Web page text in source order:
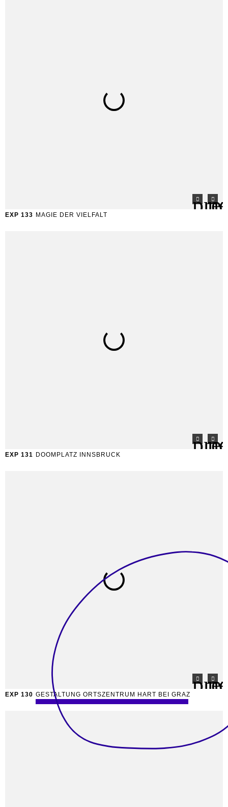
EXP 133 MAGIE DER VIELFALT
EXP 131 DOOMPLATZ INNSBRUCK
EXP 130 GESTALTUNG ORTSZENTRUM HART BEI GRAZ